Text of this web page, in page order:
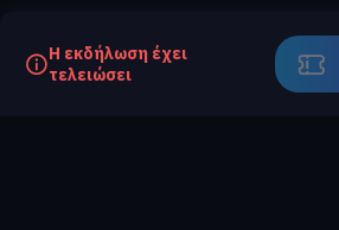
Η εκδήλωση έχει
τελειώσει
Σχετικά με μας
Careers